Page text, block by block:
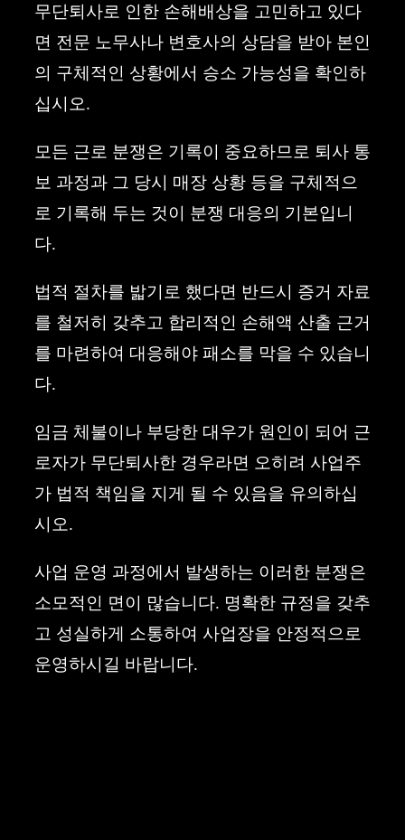
무단퇴사로 인한 손해배상을 고민하고 있다
면 전문 노무사나 변호사의 상담을 받아 본인
의 구체적인 상황에서 승소 가능성을 확인하
십시오.
모든 근로 분쟁은 기록이 중요하므로 퇴사 통
보 과정과 그 당시 매장 상황 등을 구체적으
로 기록해 두는 것이 분쟁 대응의 기본입니
다.
법적 절차를 밟기로 했다면 반드시 증거 자료
를 철저히 갖추고 합리적인 손해액 산출 근거
를 마련하여 대응해야 패소를 막을 수 있습니
다.
임금 체불이나 부당한 대우가 원인이 되어 근
로자가 무단퇴사한 경우라면 오히려 사업주
가 법적 책임을 지게 될 수 있음을 유의하십
시오.
사업 운영 과정에서 발생하는 이러한 분쟁은
소모적인 면이 많습니다. 명확한 규정을 갖추
고 성실하게 소통하여 사업장을 안정적으로
운영하시길 바랍니다.